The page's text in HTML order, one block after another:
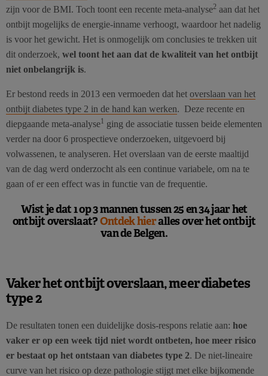
zijn voor de BMI. Toch toont een recente meta-analyse2 aan dat het
ontbijt mogelijks de energie-inname verhoogt, waardoor het nadelig
is voor het gewicht. Het is onmogelijk om conclusies te trekken uit
dit onderzoek, wel toont het aan dat de kwaliteit van het ontbijt
niet onbelangrijk is.
Er bestond reeds in 2013 een vermoeden dat het overslaan van het
ontbijt diabetes type 2 in de hand kan werken. Deze recente en
diepgaande meta-analyse1 ging de associatie tussen beide elementen
verder na door 6 prospectieve onderzoeken, uitgevoerd bij
volwassenen, te analyseren. Het overslaan van de eerste maaltijd
van de dag werd onderzocht als een continue variabele, om na te
gaan of er een effect was in functie van de frequentie.
Wist je dat 1 op 3 mannen tussen 25 en 34 jaar het
ontbijt overslaat?Ontdek hieralles over het ontbijt
van de Belgen.
Vaker het ontbijt overslaan, meer diabetes
type 2
De resultaten tonen een duidelijke dosis-respons relatie aan: hoe
vaker er op een week tijd niet wordt ontbeten, hoe meer risico
er bestaat op het ontstaan van diabetes type 2. De niet-lineaire
curve van het risico op deze pathologie stijgt met elke bijkomende